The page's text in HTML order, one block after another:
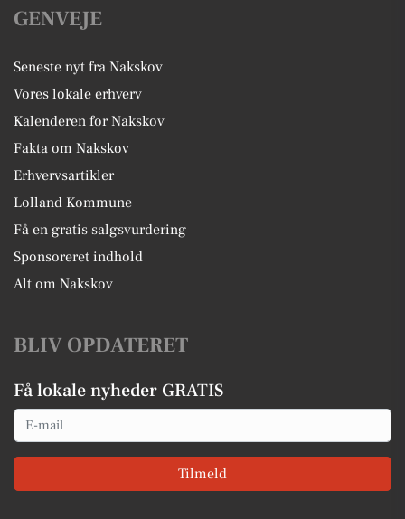
GENVEJE
Seneste nyt fra Nakskov
Vores lokale erhverv
Kalenderen for Nakskov
Fakta om Nakskov
Erhvervsartikler
Lolland Kommune
Få en gratis salgsvurdering
Sponsoreret indhold
Alt om Nakskov
BLIV OPDATERET
Få lokale nyheder GRATIS
Email
Tilmeld